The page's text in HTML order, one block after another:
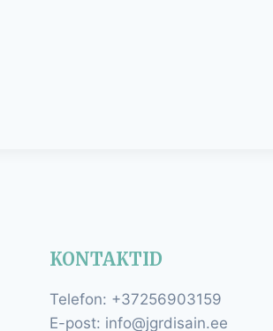
KONTAKTID
Telefon: +37256903159
E-post: info@jgrdisain.ee